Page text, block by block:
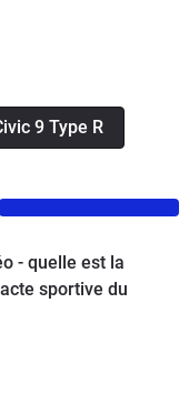
9 Type R
- quelle est la
sportive du